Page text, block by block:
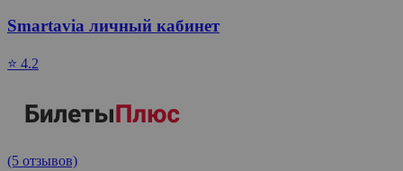
Smartavia личный кабинет
⭐ 4.2
(5 отзывов)